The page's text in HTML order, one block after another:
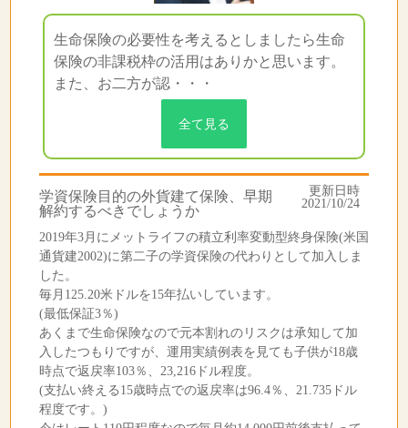
生命保険の必要性を考えるとしましたら生命
保険の非課税枠の活用はありかと思います。
また、お二方が認・・・
全て見る
学資保険目的の外貨建て保険、早期
解約するべきでしょうか
更新日時
2021/10/24
2019年3月にメットライフの積立利率変動型終身保険(米国
通貨建2002)に第二子の学資保険の代わりとして加入しま
した。
毎月125.20米ドルを15年払いしています。
(最低保証3％)
あくまで生命保険なので元本割れのリスクは承知して加
入したつもりですが、運用実績例表を見ても子供が18歳
時点で返戻率103％、23,216ドル程度。
(支払い終える15歳時点での返戻率は96.4％、21.735ドル
程度です。)